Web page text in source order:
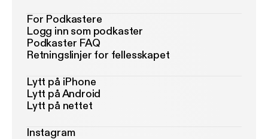
For Podkastere
Logg inn som podkaster
Podkaster FAQ
Retningslinjer for fellesskapet
Lytt på iPhone
Lytt på Android
Lytt på nettet
Instagram